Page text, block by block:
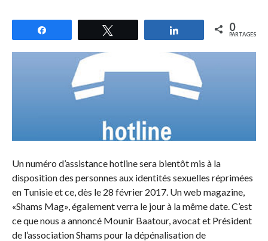
Partagez 0
PARTAGES
Un numéro d’assistance hotline sera bientôt mis à la
disposition des personnes aux identités sexuelles réprimées
en Tunisie et ce, dès le 28 février 2017. Un web magazine,
«Shams Mag», également verra le jour à la même date. C’est
ce que nous a annoncé Mounir Baatour, avocat et Président
de l’association Shams pour la dépénalisation de